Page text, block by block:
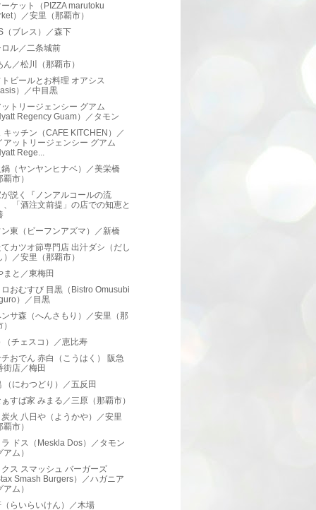
ケット（PIZZA marutoku
）／安里（那覇市）
（ブレス）／森下
ル／二条城前
ん／松川（那覇市）
ビールとお料理 オアシス
）／中目黒
トリージェンシー グアム
Regency Guam）／タモン
キッチン（CAFE KITCHEN）／
アットリージェンシー グアム
Rege...
（ヤンヤンヒナベ）／美栄橋
市）
説く『ノンアルコールの流
、「酒注文前提」の店での知恵と
東（ビーフンアズマ）／新橋
カツオ節専門店 出汁ダシ（だし
）／安里（那覇市）
まと／東梅田
おむすび 目黒（Bistro Omusubi
）／目黒
サ森（へんさもり）／安里（那
（チェスコ）／恵比寿
おでん 赤白（こうはく） 阪急
街店／梅田
（にわつどり）／五反田
すば家 みまる／三原（那覇市）
火 八日や（ようかや）／安里
市）
ドス（Meskla Dos）／タモン
ム）
ス スマッシュ バーガーズ
Smash Burgers）／ハガニア
ム）
らいらいけん）／木場